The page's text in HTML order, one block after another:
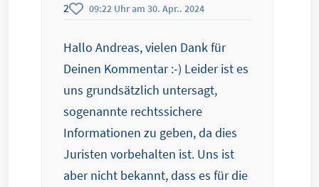
2 09:22 Uhr am 30. Apr.. 2024
Hallo Andreas, vielen Dank für
Deinen Kommentar :-) Leider ist es
uns grundsätzlich untersagt,
sogenannte rechtssichere
Informationen zu geben, da dies
Juristen vorbehalten ist. Uns ist
aber nicht bekannt, dass es für die